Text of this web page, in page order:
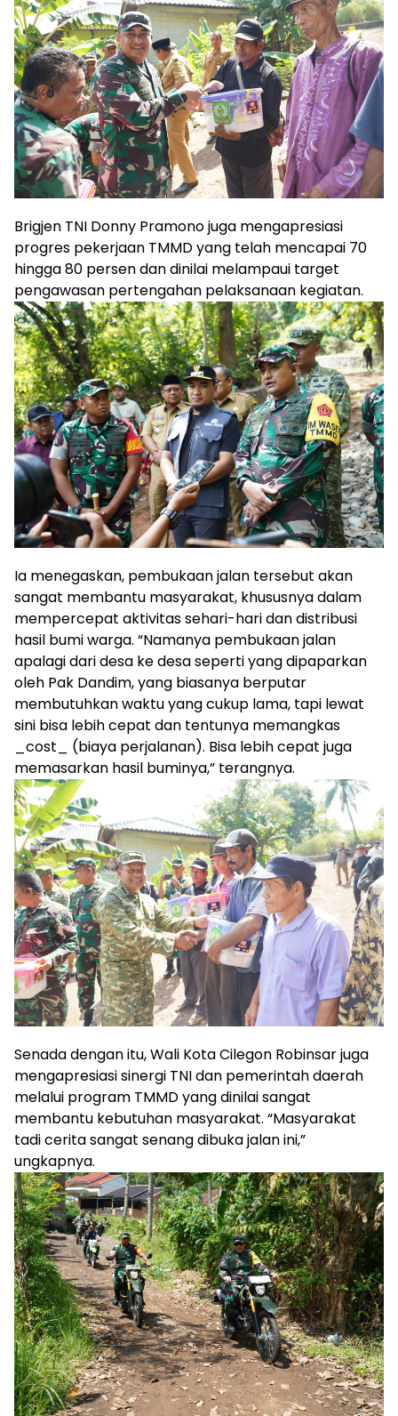
Brigjen TNI Donny Pramono juga mengapresiasi
progres pekerjaan TMMD yang telah mencapai 70
hingga 80 persen dan dinilai melampaui target
pengawasan pertengahan pelaksanaan kegiatan.
Ia menegaskan, pembukaan jalan tersebut akan
sangat membantu masyarakat, khususnya dalam
mempercepat aktivitas sehari-hari dan distribusi
hasil bumi warga. “Namanya pembukaan jalan
apalagi dari desa ke desa seperti yang dipaparkan
oleh Pak Dandim, yang biasanya berputar
membutuhkan waktu yang cukup lama, tapi lewat
sini bisa lebih cepat dan tentunya memangkas
_cost_ (biaya perjalanan). Bisa lebih cepat juga
memasarkan hasil buminya,” terangnya.
Senada dengan itu, Wali Kota Cilegon Robinsar juga
mengapresiasi sinergi TNI dan pemerintah daerah
melalui program TMMD yang dinilai sangat
membantu kebutuhan masyarakat. “Masyarakat
tadi cerita sangat senang dibuka jalan ini,”
ungkapnya.